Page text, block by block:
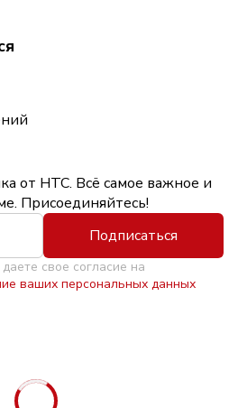
от НТС. Всё самое важное и
Присоединяйтесь!
Подписаться
свое согласие на
ваших персональных данных